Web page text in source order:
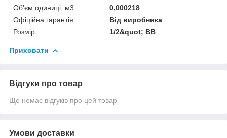
Об'єм одиниці, м3
0,000218
Офіційна гарантія
Від виробника
Розмір
1/2&quot; ВВ
Приховати
Відгуки про товар
Ще немає відгуків про цей товар
Умови доставки